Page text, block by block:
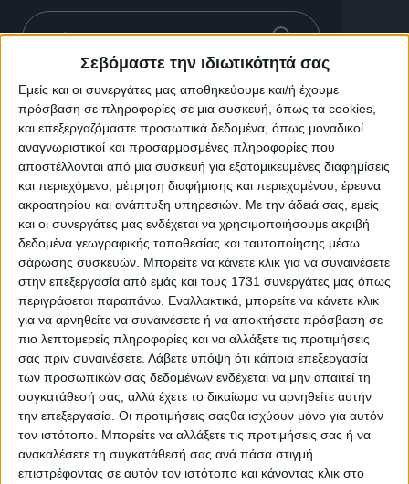
Σεβόμαστε την ιδιωτικότητά σας
Εμείς και οι συνεργάτες μας αποθηκεύουμε και/ή έχουμε
πρόσβαση σε πληροφορίες σε μια συσκευή, όπως τα cookies,
και επεξεργαζόμαστε προσωπικά δεδομένα, όπως μοναδικοί
αναγνωριστικοί και προσαρμοσμένες πληροφορίες που
αποστέλλονται από μια συσκευή για εξατομικευμένες διαφημίσεις
και περιεχόμενο, μέτρηση διαφήμισης και περιεχομένου, έρευνα
ακροατηρίου και ανάπτυξη υπηρεσιών. Με την άδειά σας, εμείς
και οι συνεργάτες μας ενδέχεται να χρησιμοποιήσουμε ακριβή
δεδομένα γεωγραφικής τοποθεσίας και ταυτοποίησης μέσω
σάρωσης συσκευών. Μπορείτε να κάνετε κλικ για να συναινέσετε
στην επεξεργασία από εμάς και τους 1731 συνεργάτες μας όπως
περιγράφεται παραπάνω. Εναλλακτικά, μπορείτε να κάνετε κλικ
για να αρνηθείτε να συναινέσετε ή να αποκτήσετε πρόσβαση σε
πιο λεπτομερείς πληροφορίες και να αλλάξετε τις προτιμήσεις
σας πριν συναινέσετε. Λάβετε υπόψη ότι κάποια επεξεργασία
των προσωπικών σας δεδομένων ενδέχεται να μην απαιτεί τη
συγκατάθεσή σας, αλλά έχετε το δικαίωμα να αρνηθείτε αυτήν
την επεξεργασία. Οι προτιμήσεις σαςθα ισχύουν μόνο για αυτόν
τον ιστότοπο. Μπορείτε να αλλάξετε τις προτιμήσεις σας ή να
ανακαλέσετε τη συγκατάθεσή σας ανά πάσα στιγμή
επιστρέφοντας σε αυτόν τον ιστότοπο και κάνοντας κλικ στο
Ταξίδια με Στύλ
Από λαμπερές μεγαλουπόλεις μέχρι εντυπωσιακά
καταφύγια στην εξοχή και παραθαλάσσιους
παραδείσους..!
Το “Travel in Style” σας ταξιδεύει σε προορισμούς που
μαγνητίζουν το διεθνές jet set…
Μια σειρά αφιερωμένη στα κορυφαία διεθνή
ξενοδοχεία του κόσμου…
Η σειρά εξερευνά τον τρόπο με τον οποίο οι εκλεκτοί
επισκέπτες των πολυτελών αυτών ξενοδοχείων
αξιοποιούν τον ελεύθερο χρόνο τους. Παράλληλα,
αποκαλύπτει τους λόγους που καθιστούν αυτά τα
καταλύματα τόσο επιτυχημένα και αποτυπώνει τη
μοναδική ατμόσφαιρα που τα κάνει να μοιάζουν σχεδόν
απρόσιτη για τον μέσο ταξιδιώτη…